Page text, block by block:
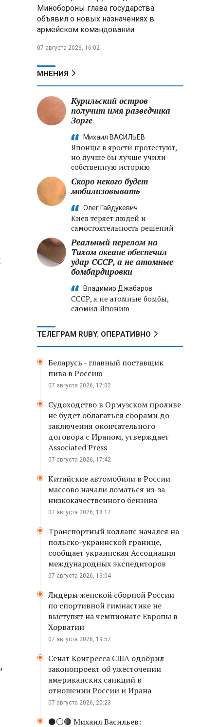
Главы правительств ЕАЭС
подписали три соглашения по
ученым званиям
Александр Лукашенко:
отдалённые деревни
Минобороны РФ: установлен
Харьковской области
Минобороны глава государства
объявил о новых назначениях в
армейском командовании
07 августа 2026, 16:02
МНЕНИЯ
Курильский остров
получит имя разведчика
Зорге
Михаил ВАСИЛЬЕВ
Японцы в ярости протестуют,
но лучше бы лучше учили
собственную историю
Скоро некого будет
мобилизовывать
Олег Гайдукевич
Киев теряет людей и
самостоятельность решений
Реальный перелом на
Тихом океане обеспечил
удар СССР, а не атомные
бомбардировки
Владимир Джабаров
СССР, а не атомные бомбы,
сломил Японию
ТЕЛЕГРАМ RUBY. ОПЕРАТИВНО
Беларусь - главный поставщик
пива в Россию
07 августа 2026, 17:02
Судоходство в Ормузском проливе
не будет облагаться сборами до
заключения окончательного
договора с Ираном, утверждает
Associated Press
07 августа 2026, 17:42
Китайские автомобили в России
массово начали ломаться из-за
низкокачественного бензина
07 августа 2026, 18:17
Транспортный коллапс начался на
польско-украинской границе,
сообщает украинская Ассоциация
международных экспедиторов
07 августа 2026, 19:04
Лидеры женской сборной России
по спортивной гимнастике не
выступят на чемпионате Европы в
Хорватии
07 августа 2026, 19:57
Сенат Конгресса США одобрил
законопроект об ужесточении
американских санкций в
отношении России и Ирана
07 августа 2026, 20:23
⚫️⚪️🟤 Михаил Васильев: